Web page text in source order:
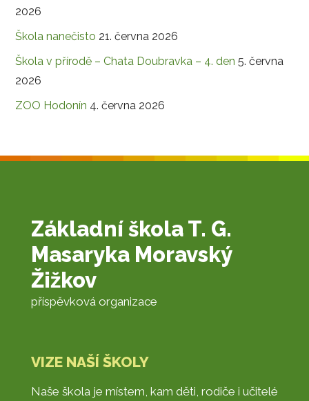
2026
Škola nanečisto 21. června 2026
Škola v přírodě – Chata Doubravka – 4. den 5. června
2026
ZOO Hodonín 4. června 2026
Základní škola T. G.
Masaryka Moravský
Žižkov
příspěvková organizace
VIZE NAŠÍ ŠKOLY
Naše škola je místem, kam děti, rodiče i učitelé